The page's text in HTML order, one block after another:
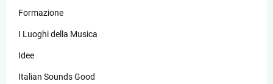
Formazione
I Luoghi della Musica
Idee
Italian Sounds Good